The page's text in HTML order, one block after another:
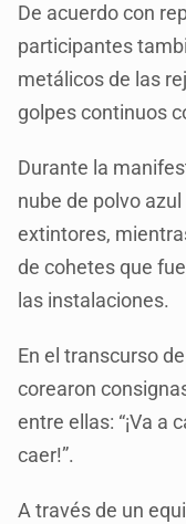
De acuerdo con
participantes
metálicos de las
golpes continuos
Durante la
nube de polvo
extintores,
de cohetes que
las instalaciones.
En el transcurso
corearon
entre ellas: “¡Va a
caer!”.
A través de un